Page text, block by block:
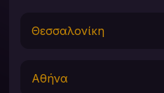
Θεσσαλονίκη
Αθήνα